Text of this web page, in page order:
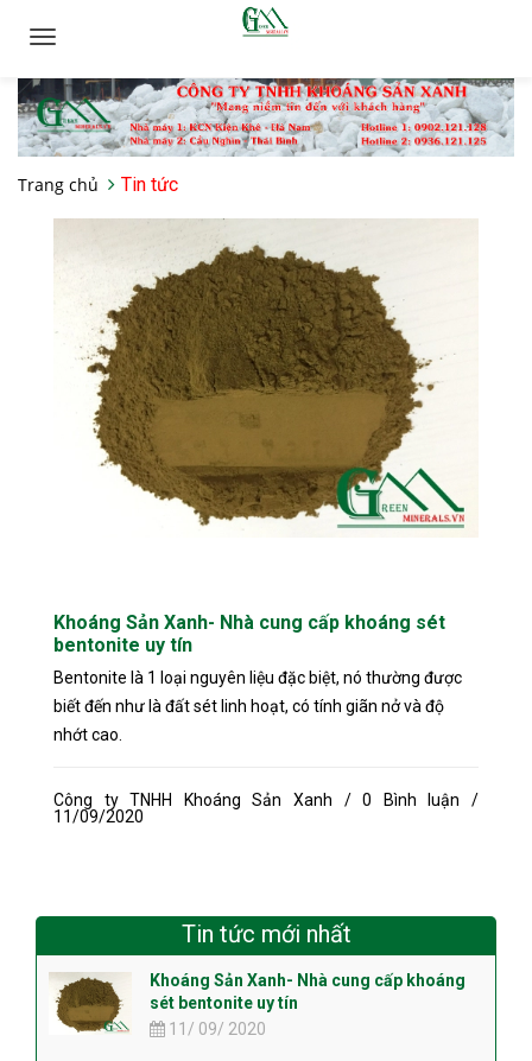
Toggle
Trang chủ Tin tức
Khoáng Sản Xanh- Nhà cung cấp khoáng sét
bentonite uy tín
Bentonite là 1 loại nguyên liệu đặc biệt, nó thường được
biết đến như là đất sét linh hoạt, có tính giãn nở và độ
nhớt cao.
Công ty TNHH Khoáng Sản Xanh / 0 Bình luận /
11/09/2020
Tin tức mới nhất
Khoáng Sản Xanh- Nhà cung cấp khoáng
sét bentonite uy tín
11/ 09/ 2020